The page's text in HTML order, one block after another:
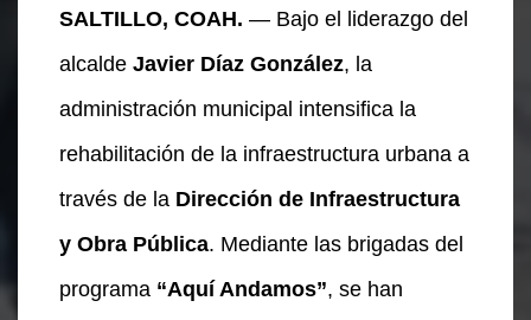
SALTILLO, COAH. — Bajo el liderazgo del
alcalde Javier Díaz González, la
administración municipal intensifica la
rehabilitación de la infraestructura urbana a
través de la Dirección de Infraestructura
y Obra Pública. Mediante las brigadas del
programa “Aquí Andamos”, se han